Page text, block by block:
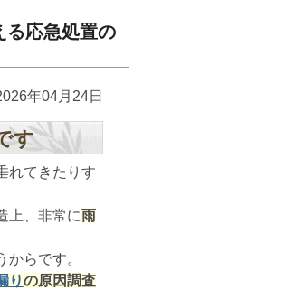
る応急処置の
年04月24日
す
れてきたりす
上、非常に雨
らです。
りの原因調査